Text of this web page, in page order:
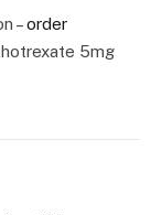
–order
5mg